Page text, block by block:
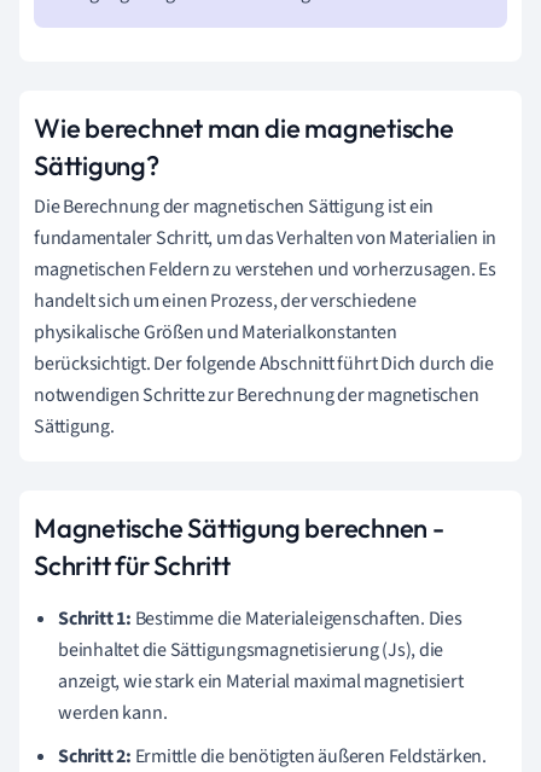
Wie berechnet man die magnetische
Sättigung?
Die Berechnung der magnetischen Sättigung ist ein
fundamentaler Schritt, um das Verhalten von Materialien in
magnetischen Feldern zu verstehen und vorherzusagen. Es
handelt sich um einen Prozess, der verschiedene
physikalische Größen und Materialkonstanten
berücksichtigt. Der folgende Abschnitt führt Dich durch die
notwendigen Schritte zur Berechnung der magnetischen
Sättigung.
Magnetische Sättigung berechnen -
Schritt für Schritt
Schritt 1: Bestimme die Materialeigenschaften. Dies
beinhaltet die Sättigungsmagnetisierung (Js), die
anzeigt, wie stark ein Material maximal magnetisiert
werden kann.
Schritt 2: Ermittle die benötigten äußeren Feldstärken.